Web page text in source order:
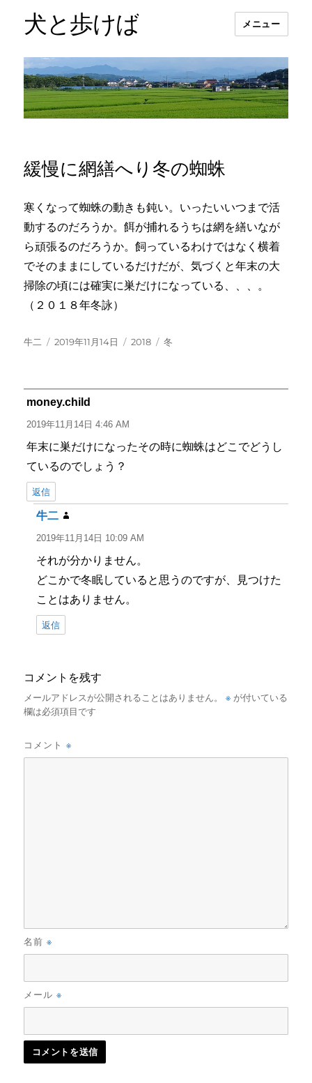
犬と歩けば メニュー
緩慢に網繕へり冬の蜘蛛
寒くなって蜘蛛の動きも鈍い。いったいいつまで活
動するのだろうか。餌が捕れるうちは網を繕いなが
ら頑張るのだろうか。飼っているわけではなく横着
でそのままにしているだけだが、気づくと年末の大
掃除の頃には確実に巣だけになっている、、、。
（２０１８年冬詠）
投
牛二
投
2019年11月14日
カ
2018
タ
冬
money.child
り:
2019年11月14日 4:46 AM
年末に巣だけになったその時に蜘蛛はどこでどうし
ているのでしょう？
返信
牛二
り:
2019年11月14日 10:09 AM
それが分かりません。
どこかで冬眠していると思うのですが、見つけた
ことはありません。
返信
コメントを残す
メールアドレスが公開されることはありません。 ※ が付いている
欄は必須項目です
コメント※
名前※
メール※